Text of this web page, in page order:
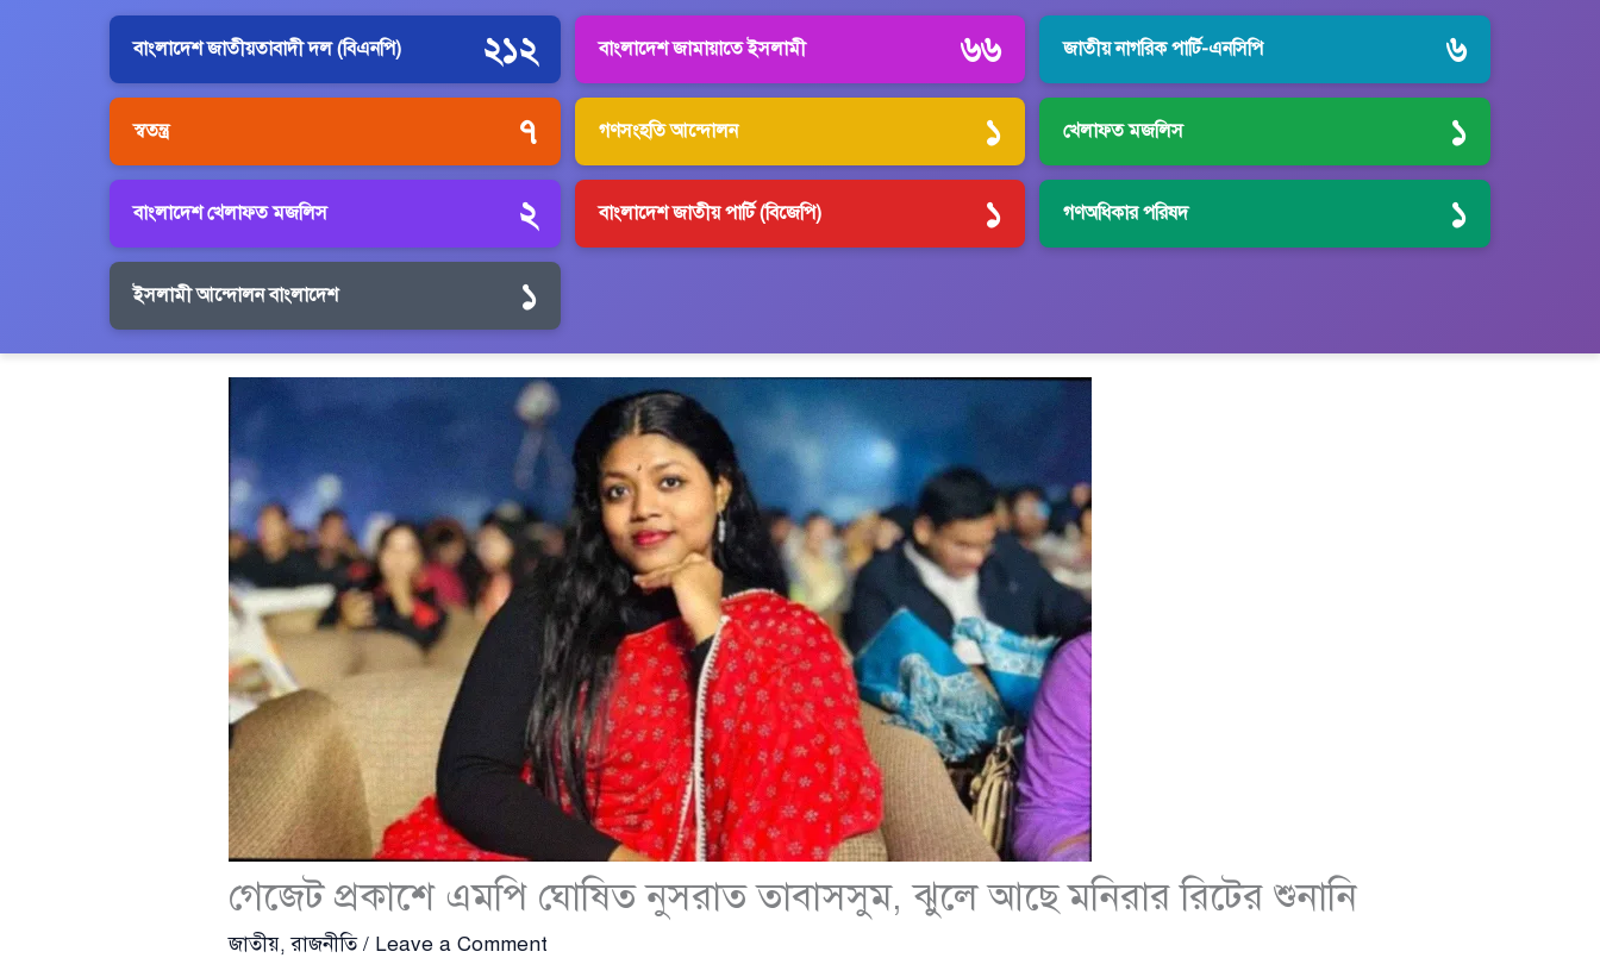
বাংলাদেশ জাতীয়তাবাদী দল (বিএনপি) ২১২ বাংলাদেশ জামায়াতে ইসলামী ৬৬ জাতীয় নাগরিক পার্টি-এনসিপি ৬
স্বতন্ত্র ৭ গণসংহতি আন্দোলন ১ খেলাফত মজলিস ১
বাংলাদেশ খেলাফত মজলিস ২ বাংলাদেশ জাতীয় পার্টি (বিজেপি) ১ গণঅধিকার পরিষদ ১
ইসলামী আন্দোলন বাংলাদেশ ১
গেজেট প্রকাশে এমপি ঘোষিত নুসরাত তাবাসসুম, ঝুলে আছে মনিরার রিটের শুনানি
জাতীয়,রাজনীতি/ Leave a Comment